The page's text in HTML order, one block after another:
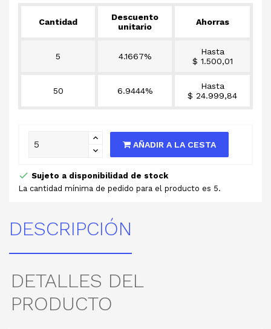
Cantidad
Descuento
unitario
Ahorras
5 4.1667%
Hasta
$ 1.500,01
50 6.9444%
Hasta
$ 24.999,84
AÑADIR A LA CESTA
Sujeto a disponibilidad de stock
La cantidad mínima de pedido para el producto es 5.
DESCRIPCIÓN
DETALLES DEL
PRODUCTO